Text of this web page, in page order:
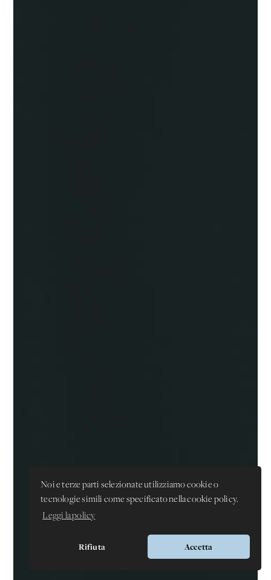
Noi e terze parti selezionate utilizziamo cookie o
tecnologie simili come specificato nella cookie policy.
Leggi la policy
Rifiuta Accetta